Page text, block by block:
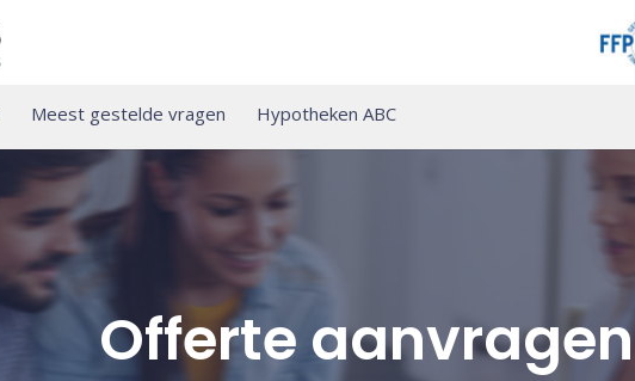
Meest gestelde vragen Hypotheken ABC
Offerte aanvragen